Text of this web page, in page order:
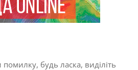
будь ласка, виділіть